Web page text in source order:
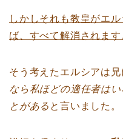
しかしそれも教皇がエ
ば、すべて解消されます
そう考えたエルシアは兄
なら私ほどの適任者は
とがある と言いました。